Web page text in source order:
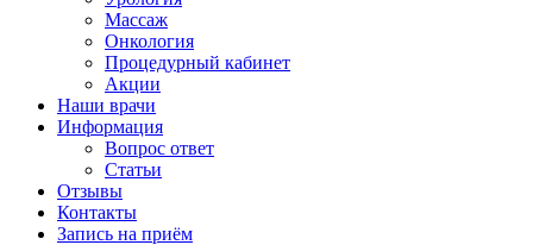
Массаж
Онкология
Процедурный кабинет
Акции
Наши врачи
Информация
Вопрос ответ
Статьи
Отзывы
Контакты
Запись на приём